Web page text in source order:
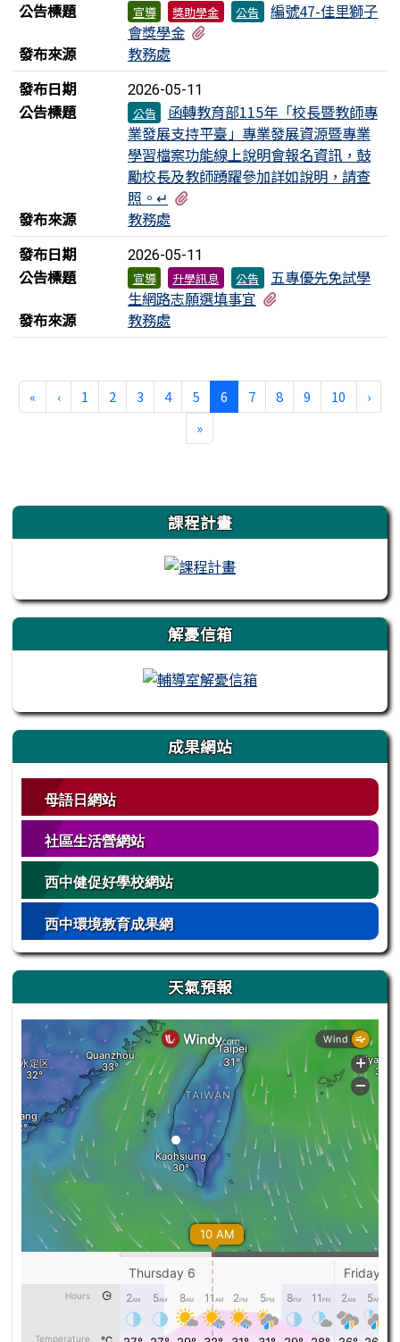
公告標題 宣導 獎助學金 公告
編號47-佳里獅子
會獎學金
發布來源
教務處
發布日期
2026-05-11
公告標題 公告
函轉教育部115年「校長暨教師專
業發展支持平臺」專業發展資源暨專業
學習檔案功能線上說明會報名資訊，鼓
勵校長及教師踴躍參加詳如說明，請查
照。↵
發布來源
教務處
發布日期
2026-05-11
公告標題 宣導 升學訊息 公告
五專優先免試學
生網路志願選填事宜
發布來源
教務處
«第一頁
‹上一頁
1 2 3 4 5 6(目前頁次)
7 8 9 10 ›下一
»最後頁
左邊區域內容 課程計畫
解憂信箱
成果網站
母語日網站
社區生活營網站
西中健促好學校網站
西中環境教育成果網
天氣預報